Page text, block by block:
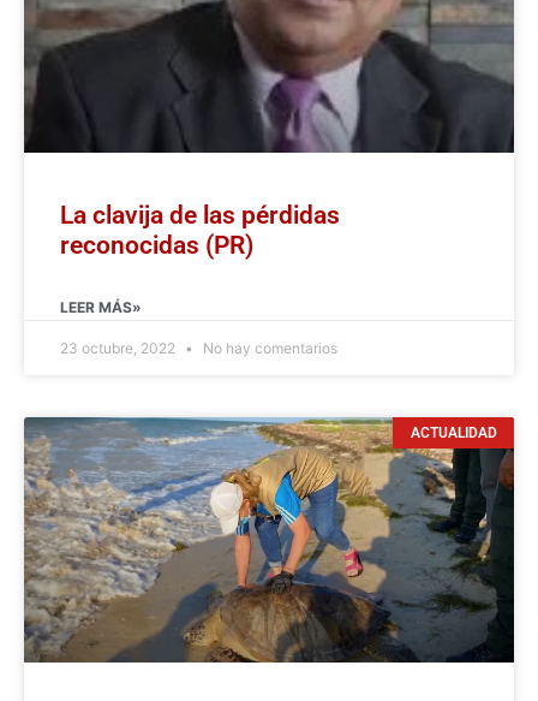
La clavija de las pérdidas
reconocidas (PR)
LEER MÁS»
23 octubre, 2022 No hay comentarios
ACTUALIDAD